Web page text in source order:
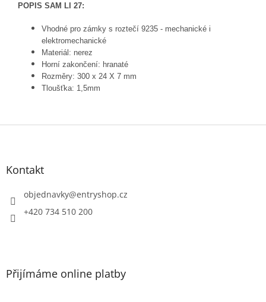
POPIS SAM LI 27:
Vhodné pro zámky s roztečí 9235 - mechanické i
elektromechanické
Materiál: nerez
Horní zakončení: hranaté
Rozměry: 300 x 24 X 7 mm
Tloušťka: 1,5mm
Z
Kontakt
objednavky@entryshop.cz
+420 734 510 200
Přijímáme online platby